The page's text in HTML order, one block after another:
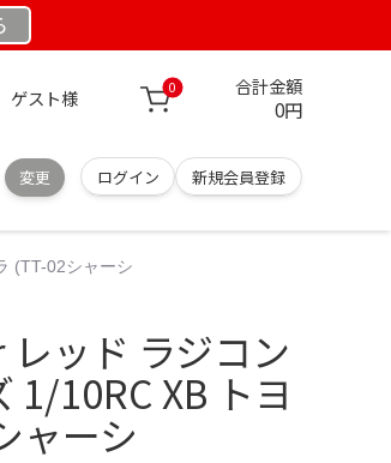
ゲスト様 0 合計金額
0円
変更 ログイン 新規会員登録
(TT-02シャーシ
ッド ラジコン
1/10RC XB トヨ
ャーシ